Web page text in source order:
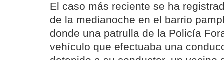
El caso más reciente se ha
de la medianoche en el barrio
donde una patrulla de la Policía
vehículo que efectuaba una